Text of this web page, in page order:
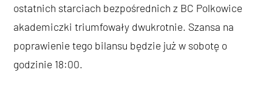
ostatnich starciach bezpośrednich z BC Polkowice
akademiczki triumfowały dwukrotnie. Szansa na
poprawienie tego bilansu będzie już w sobotę o
godzinie 18:00.